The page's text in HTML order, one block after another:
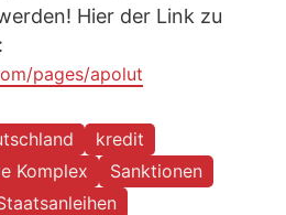
Hier der Link zu
pages/apolut
kredit
Komplex
Sanktionen